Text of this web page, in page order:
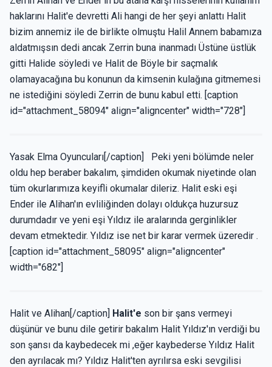
haklarını Halit'e devretti Ali hangi de her şeyi anlattı Halit
bizim annemiz ile de birlikte olmuştu Halil Annem babamıza
aldatmışsın dedi ancak Zerrin buna inanmadı Üstüne üstlük
gitti Halide söyledi ve Halit de Böyle bir saçmalık
olamayacağına bu konunun da kimsenin kulağına gitmemesi
ne istediğini söyledi Zerrin de bunu kabul etti. [caption
id="attachment_58094" align="aligncenter" width="728"]
Yasak Elma Oyuncuları[/caption] Peki yeni bölümde neler
oldu hep beraber bakalım, şimdiden okumak niyetinde olan
tüm okurlarımıza keyifli okumalar dileriz. Halit eski eşi
Ender ile Alihan'ın evliliğinden dolayı oldukça huzursuz
durumdadır ve yeni eşi Yıldız ile aralarında gerginlikler
devam etmektedir. Yıldız ise net bir karar vermek üzeredir .
[caption id="attachment_58095" align="aligncenter"
width="682"]
Halit ve Alihan[/caption] Halit'e son bir şans vermeyi
düşünür ve bunu dile getirir bakalım Halit Yıldız'ın verdiği bu
son şansı da kaybedecek mi ,eğer kaybederse Yıldız Halit
den ayrılacak mı? Yıldız Halit'ten ayrılırsa eski sevgilisi